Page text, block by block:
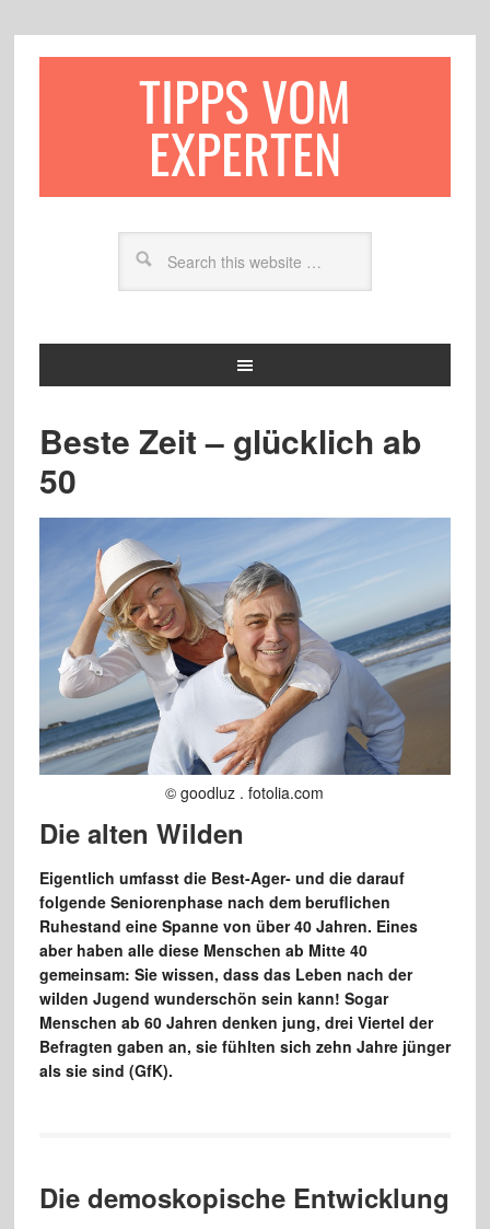
TIPPS VOM
EXPERTEN
Beste Zeit – glücklich ab
50
© goodluz . fotolia.com
Die alten Wilden
Eigentlich umfasst die Best-Ager- und die darauf
folgende Seniorenphase nach dem beruflichen
Ruhestand eine Spanne von über 40 Jahren. Eines
aber haben alle diese Menschen ab Mitte 40
gemeinsam: Sie wissen, dass das Leben nach der
wilden Jugend wunderschön sein kann! Sogar
Menschen ab 60 Jahren denken jung, drei Viertel der
Befragten gaben an, sie fühlten sich zehn Jahre jünger
als sie sind (GfK).
Die demoskopische Entwicklung